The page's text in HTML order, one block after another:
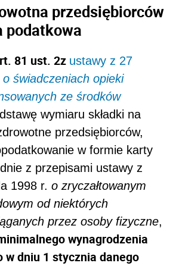
przedsiębiorców
podatkowa
81 ust. 2z ustawy z 27
o świadczeniach opieki
ze środków
wymiaru składki na
przedsiębiorców,
w formie karty
z przepisami ustawy z
1998 r. o zryczałtowanym
od niektórych
przez osoby fizyczne,
wynagrodzenia
w dniu 1 stycznia danego